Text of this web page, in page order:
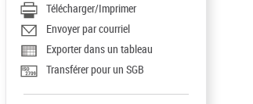
Télécharger/Imprimer
Envoyer par courriel
Exporter dans un tableau
Transférer pour un SGB